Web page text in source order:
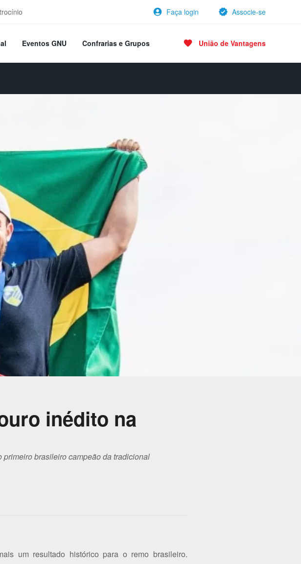
Eventos GNU Confrarias e Grupos União de Vantagens
Faça login Associe-se
inédito na
brasileiro campeão da tradicional
um resultado histórico para o remo brasileiro.